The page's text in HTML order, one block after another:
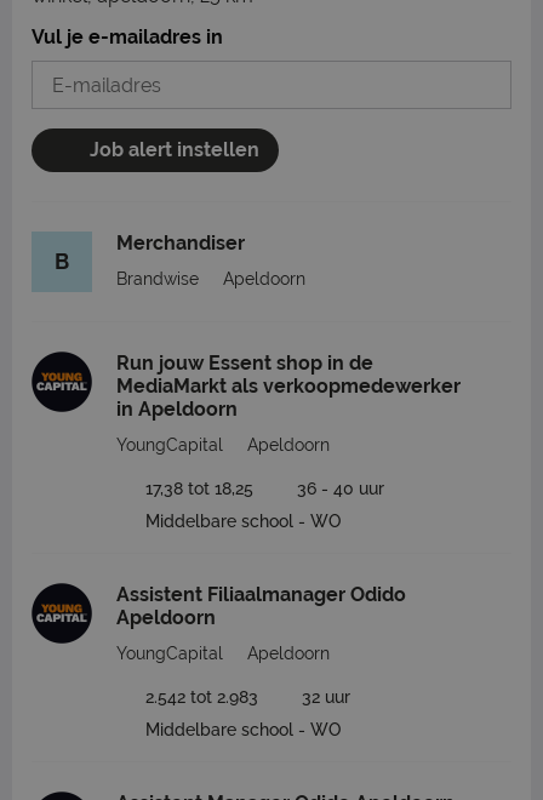
Vul je e-mailadres in
Job alert instellen
B
Merchandiser
Brandwise Apeldoorn
Run jouw Essent shop in de
MediaMarkt als verkoopmedewerker
in Apeldoorn
YoungCapital Apeldoorn
17,38 tot 18,25
36 - 40 uur
Middelbare school - WO
Assistent Filiaalmanager Odido
Apeldoorn
YoungCapital Apeldoorn
2.542 tot 2.983
32 uur
Middelbare school - WO